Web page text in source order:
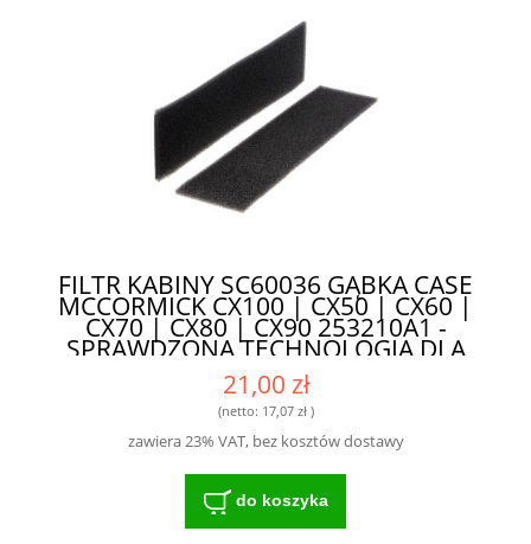
FILTR KABINY SC60036 GĄBKA CASE
MCCORMICK CX100 | CX50 | CX60 |
CX70 | CX80 | CX90 253210A1 -
SPRAWDZONA TECHNOLOGIA DLA
ROLNIKÓW
21,00 zł
(netto: 17,07 zł)
zawiera 23% VAT, bez kosztów dostawy
do koszyka